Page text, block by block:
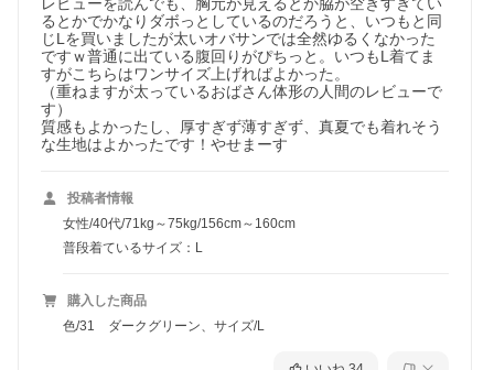
レビューを読んでも、胸元が見えるとか脇が空きすぎてい
るとかでかなりダボっとしているのだろうと、いつもと同
じLを買いましたが太いオバサンでは全然ゆるくなかった
ですｗ普通に出ている腹回りがぴちっと。いつもL着てま
すがこちらはワンサイズ上げればよかった。
（重ねますが太っているおばさん体形の人間のレビューで
す）
質感もよかったし、厚すぎず薄すぎず、真夏でも着れそう
な生地はよかったです！やせまーす
投稿者情報
女性/40代/71kg～75kg/156cm～160cm
普段着ているサイズ：L
購入した商品
色/31 ダークグリーン、サイズ/L